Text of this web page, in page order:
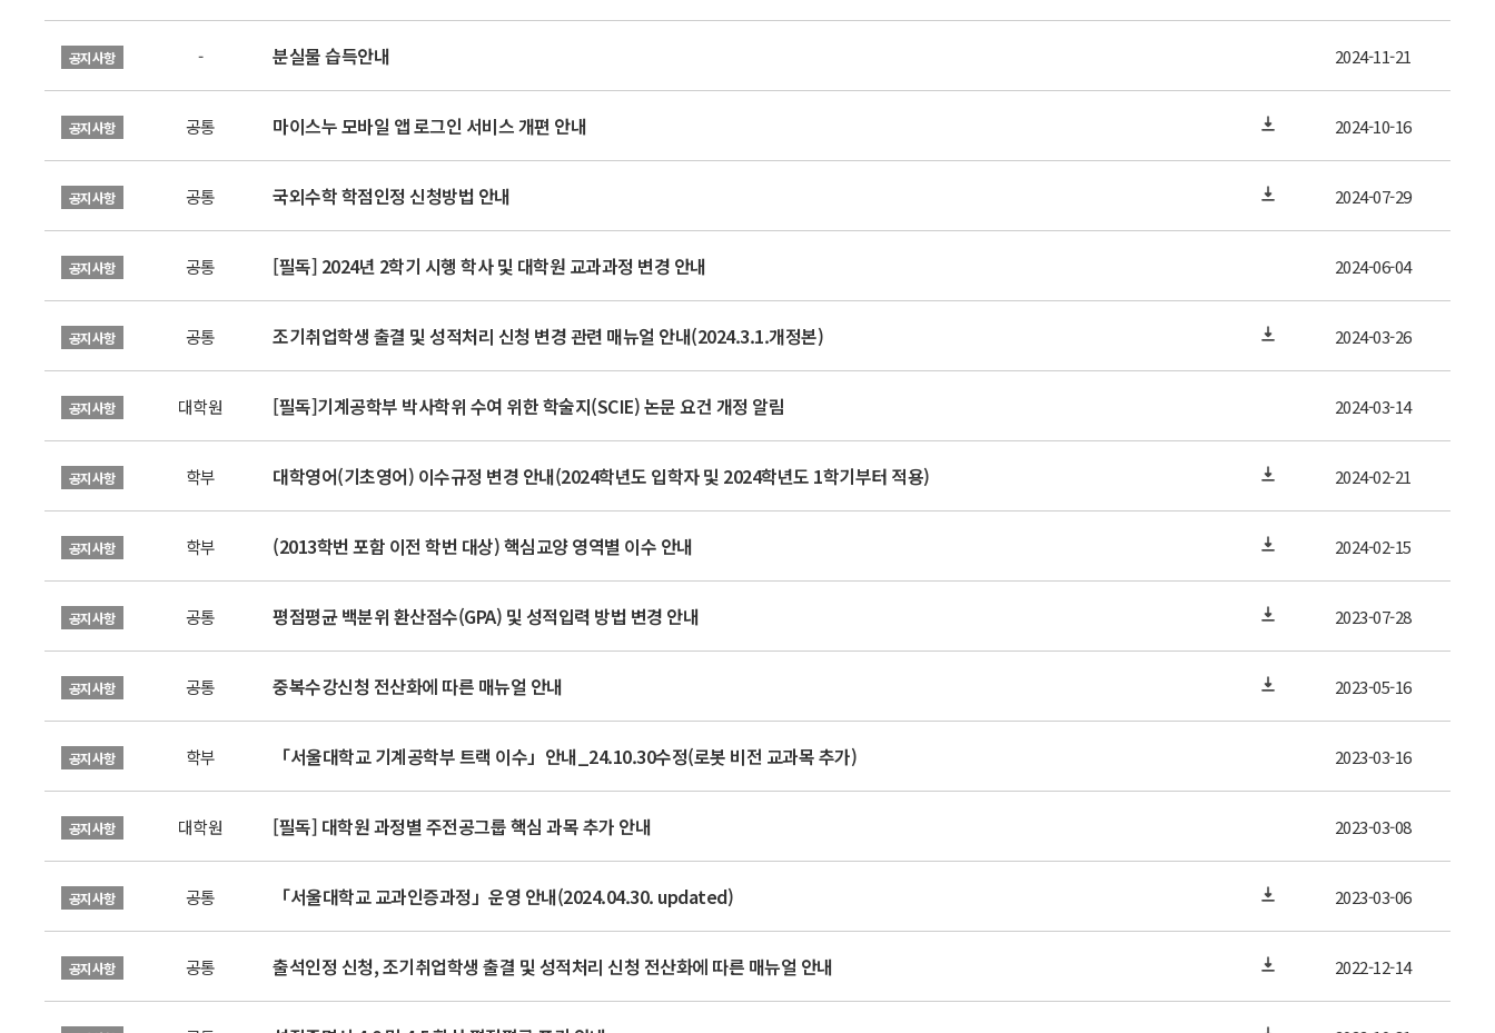
공지사항 - 분실물 습득안내 2024-11-21
공지사항 공통 마이스누 모바일 앱 로그인 서비스 개편 안내 2024-10-16
공지사항 공통 국외수학 학점인정 신청방법 안내 2024-07-29
공지사항 공통 [필독] 2024년 2학기 시행 학사 및 대학원 교과과정 변경 안내 2024-06-04
공지사항 공통 조기취업학생 출결 및 성적처리 신청 변경 관련 매뉴얼 안내(2024.3.1.개정본) 2024-03-26
공지사항 대학원 [필독]기계공학부 박사학위 수여 위한 학술지(SCIE) 논문 요건 개정 알림 2024-03-14
공지사항 학부 대학영어(기초영어) 이수규정 변경 안내(2024학년도 입학자 및 2024학년도 1학기부터 적용) 2024-02-21
공지사항 학부 (2013학번 포함 이전 학번 대상) 핵심교양 영역별 이수 안내 2024-02-15
공지사항 공통 평점평균 백분위 환산점수(GPA) 및 성적입력 방법 변경 안내 2023-07-28
공지사항 공통 중복수강신청 전산화에 따른 매뉴얼 안내 2023-05-16
공지사항 학부 「서울대학교 기계공학부 트랙 이수」안내_24.10.30수정(로봇 비전 교과목 추가) 2023-03-16
공지사항 대학원 [필독] 대학원 과정별 주전공그룹 핵심 과목 추가 안내 2023-03-08
공지사항 공통 「서울대학교 교과인증과정」운영 안내(2024.04.30. updated) 2023-03-06
공지사항 공통 출석인정 신청, 조기취업학생 출결 및 성적처리 신청 전산화에 따른 매뉴얼 안내 2022-12-14